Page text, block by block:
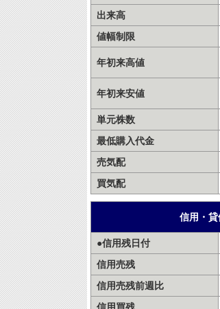
出来高
値幅制限
年初来高値
年初来安値
単元株数
最低購入代金
売気配
買気配
信用・貸
●信用残日付
信用売残
信用売残前週比
信用買残